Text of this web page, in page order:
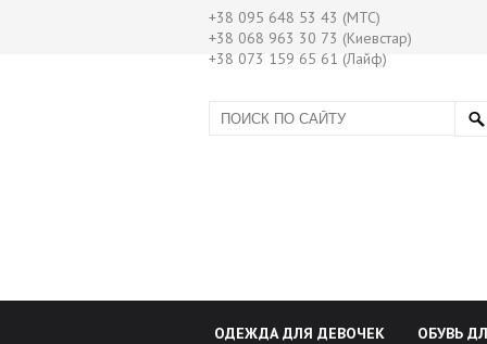
+38 095 648 53 43 (МТС)
+38 068 963 30 73 (Киевстар)
+38 073 159 65 61 (Лайф)
ОДЕЖДА ДЛЯ ДЕВОЧЕК ОБУВЬ